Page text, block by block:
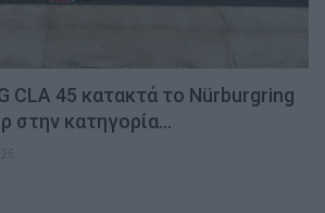
CLA 45 κατακτά το Nürburgring
στην κατηγορία…